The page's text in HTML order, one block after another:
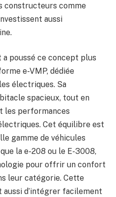
constructeurs comme
aussi
poussé ce concept plus
e-VMP, dédiée
électriques. Sa
spacieux, tout en
les performances
Cet équilibre est
gamme de véhicules
la e-208 ou le E-3008,
pour offrir un confort
leur catégorie. Cette
d’intégrer facilement